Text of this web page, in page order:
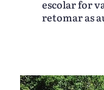
escolar for
retomar as